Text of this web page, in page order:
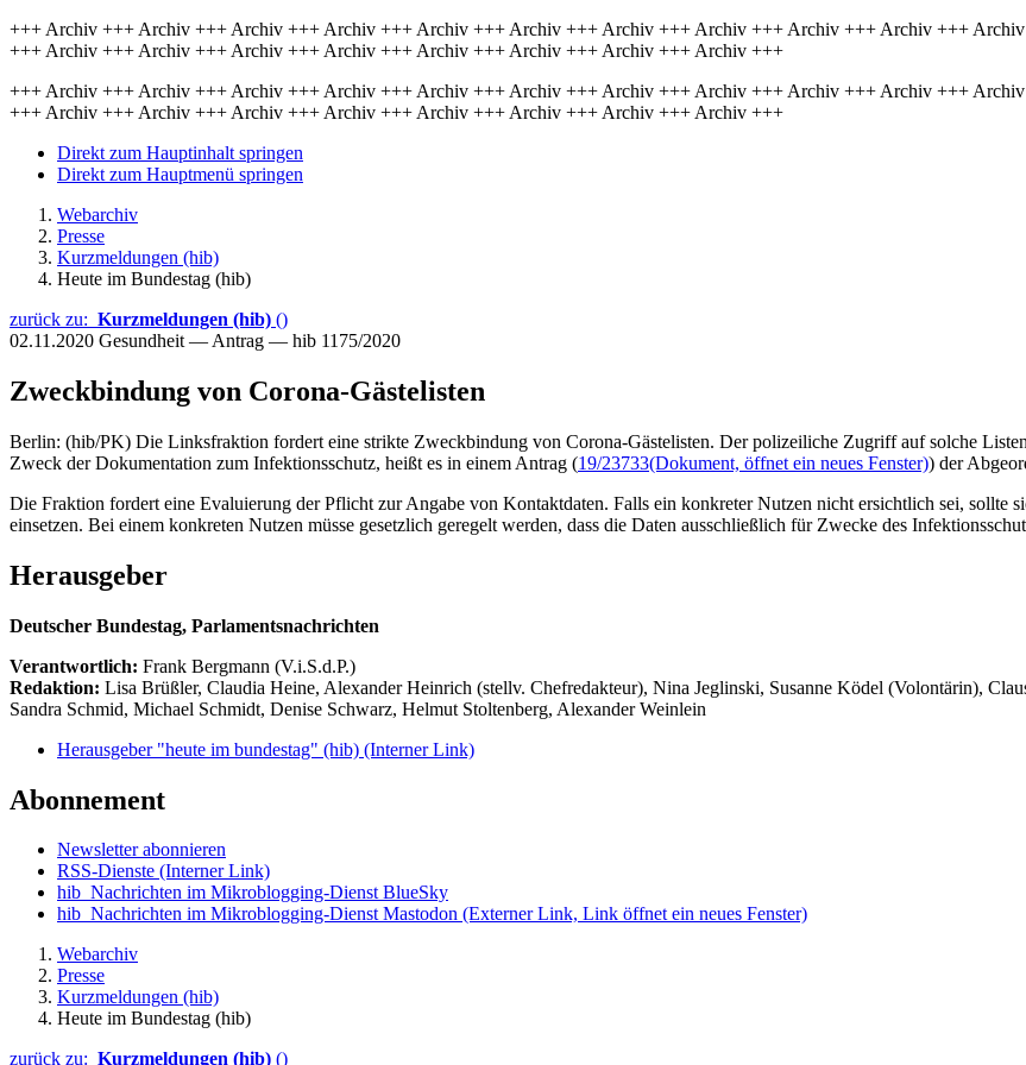
+++ Archiv +++ Archiv +++ Archiv +++ Archiv +++ Archiv +++ Archiv +++ Archiv +++ Archiv +++ Archiv +++ Archiv +++
+++ Archiv +++ Archiv +++ Archiv +++ Archiv +++ Archiv +++ Archiv +++ Archiv +++ Archiv +++
+++ Archiv +++ Archiv +++ Archiv +++ Archiv +++ Archiv +++ Archiv +++ Archiv +++ Archiv +++ Archiv +++ Archiv +++
+++ Archiv +++ Archiv +++ Archiv +++ Archiv +++ Archiv +++ Archiv +++ Archiv +++ Archiv +++
Direkt zum Hauptinhalt springen
Direkt zum Hauptmenü springen
Webarchiv
Presse
Kurzmeldungen (hib)
Heute im Bundestag (hib)
zurück zu: Kurzmeldungen (hib) ()
02.11.2020 Gesundheit — Antrag — hib 1175/2020
Zweckbindung von Corona-Gästelisten
Berlin: (hib/PK) Die Linksfraktion fordert eine strikte Zweckbindung von Corona-Gästelisten. Der polizeiliche Zugriff auf solche
Zweck der Dokumentation zum Infektionsschutz, heißt es in einem Antrag (19/23733(Dokument, öffnet ein neues Fenster)) der
Die Fraktion fordert eine Evaluierung der Pflicht zur Angabe von Kontaktdaten. Falls ein konkreter Nutzen nicht ersichtlich sei, sollte
einsetzen. Bei einem konkreten Nutzen müsse gesetzlich geregelt werden, dass die Daten ausschließlich für Zwecke des
Herausgeber
Deutscher Bundestag, Parlamentsnachrichten
Verantwortlich: Frank Bergmann (V.i.S.d.P.)
Redaktion: Lisa Brüßler, Claudia Heine, Alexander Heinrich (stellv. Chefredakteur), Nina Jeglinski, Susanne Ködel (Volontärin),
Sandra Schmid, Michael Schmidt, Denise Schwarz, Helmut Stoltenberg, Alexander Weinlein
Herausgeber "heute im bundestag" (hib) (Interner Link)
Abonnement
Newsletter abonnieren
RSS-Dienste (Interner Link)
hib_Nachrichten im Mikroblogging-Dienst BlueSky
hib_Nachrichten im Mikroblogging-Dienst Mastodon (Externer Link, Link öffnet ein neues Fenster)
Webarchiv
Presse
Kurzmeldungen (hib)
Heute im Bundestag (hib)
zurück zu: Kurzmeldungen (hib) ()